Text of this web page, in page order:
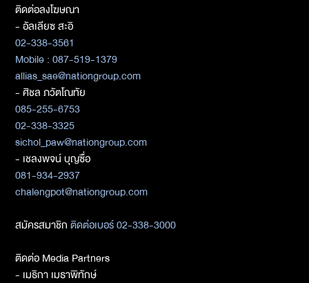
ติดต่อลงโฆษณา
- อัลเลียซ สะอิ
02-338-3561
Mobile : 087-519-1379
allias_sae@nationgroup.com
- ศิชล ภวัตโณทัย
085-255-6753
02-338-3325
sichol_paw@nationgroup.com
- เชลงพจน์ บุญซื่อ
081-934-2937
chalengpot@nationgroup.com
สมัครสมาชิกติดต่อเบอร์ 02-338-3000
ติดต่อ Media Partners
- เมธิกา เมธาพิทักษ์